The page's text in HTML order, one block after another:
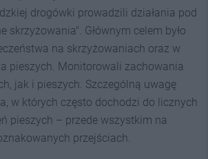
drogówki prowadzili działania pod
skrzyżowania". Głównym celem było
na skrzyżowaniach oraz w
pieszych. Monitorowali zachowania
jak i pieszych. Szczególną uwagę
w których często dochodzi do licznych
pieszych – przede wszystkim na
przejściach.